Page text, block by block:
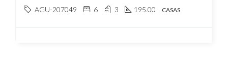
AGU-207049 6 3 195.00 CASAS